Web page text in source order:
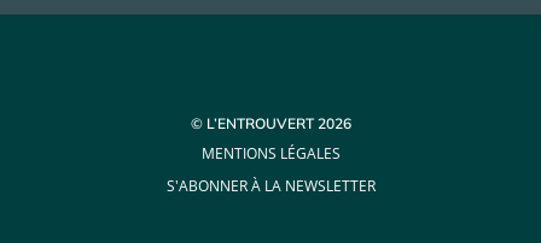
© L’ENTROUVERT 2026
MENTIONS LÉGALES
S'ABONNER À LA NEWSLETTER